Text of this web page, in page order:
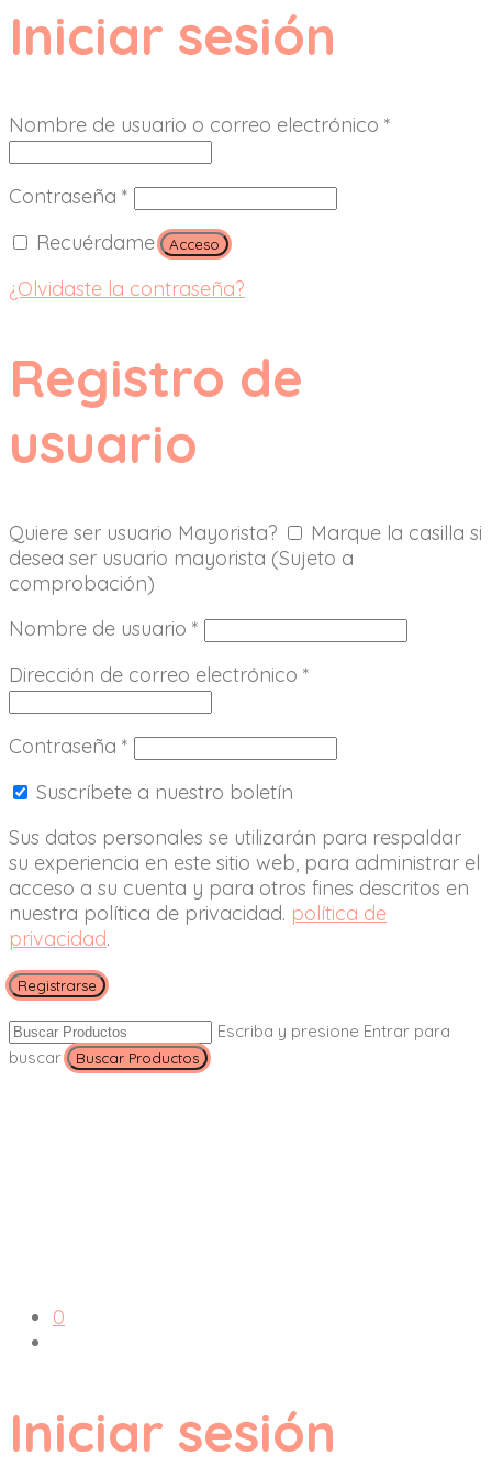
Iniciar sesión
Nombre de usuario o correo electrónico *
Contraseña *
Recuérdame
Acceso
¿Olvidaste la contraseña?
Registro de
usuario
Quiere ser usuario Mayorista?
Marque la casilla si
desea ser usuario mayorista (Sujeto a
comprobación)
Nombre de usuario *
Dirección de correo electrónico *
Contraseña *
Suscríbete a nuestro boletín
Sus datos personales se utilizarán para respaldar
su experiencia en este sitio web, para administrar el
acceso a su cuenta y para otros fines descritos en
nuestra política de privacidad. política de
privacidad.
Registrarse
Escriba y presione Entrar para
buscar
0
Iniciar sesión